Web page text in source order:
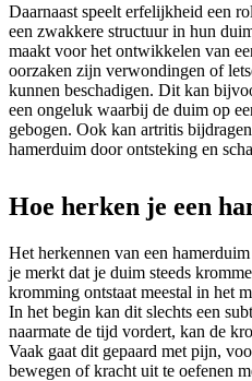
Daarnaast speelt erfelijkheid een
een zwakkere structuur in hun
maakt voor het ontwikkelen van
oorzaken zijn verwondingen of
kunnen beschadigen. Dit kan
een ongeluk waarbij de duim op
gebogen. Ook kan artritis
hamerduim door ontsteking en
Hoe herken je een
Het herkennen van een
je merkt dat je duim steeds
kromming ontstaat meestal in het
In het begin kan dit slechts een
naarmate de tijd vordert, kan de
Vaak gaat dit gepaard met pijn,
bewegen of kracht uit te oefenen